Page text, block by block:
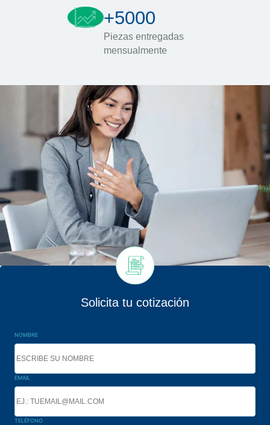
+5000
Piezas entregadas
mensualmente
Solicita tu cotización
NOMBRE
EMAIL
TELÉFONO